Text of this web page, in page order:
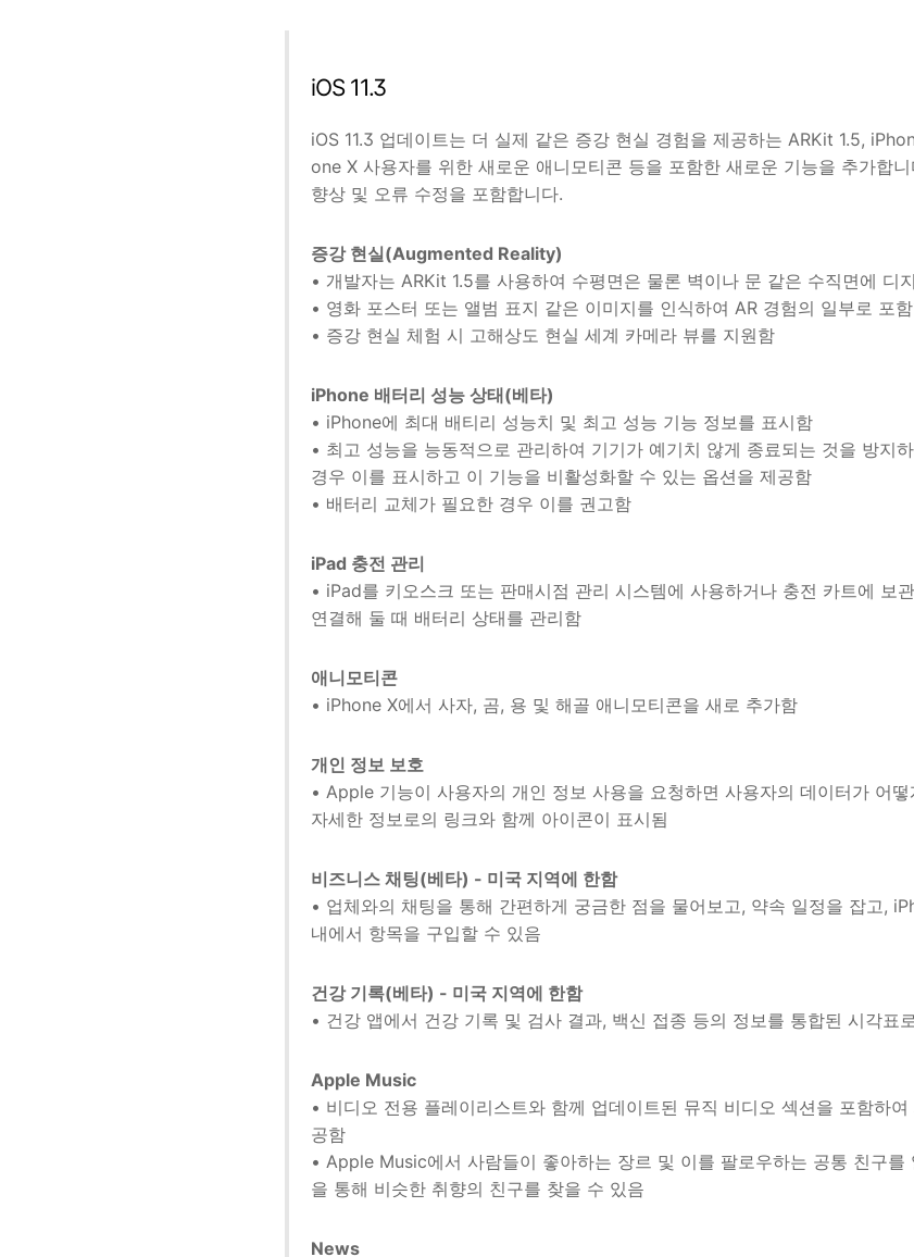
iOS 11.3
iOS 11.3 업데이트는 더 실제 같은 증강 현실 경험을 제공하는 ARKit 1.5,
one X 사용자를 위한 새로운 애니모티콘 등을 포함한 새로운 기능을 추가합
향상 및 오류 수정을 포함합니다.
증강 현실(Augmented Reality)
• 개발자는 ARKit 1.5를 사용하여 수평면은 물론 벽이나 문 같은 수직면에 디
• 영화 포스터 또는 앨범 표지 같은 이미지를 인식하여 AR 경험의 일부로 포
• 증강 현실 체험 시 고해상도 현실 세계 카메라 뷰를 지원함
iPhone 배터리 성능 상태(베타)
• iPhone에 최대 배티리 성능치 및 최고 성능 기능 정보를 표시함
• 최고 성능을 능동적으로 관리하여 기기가 예기치 않게 종료되는 것을 방지
경우 이를 표시하고 이 기능을 비활성화할 수 있는 옵션을 제공함
• 배터리 교체가 필요한 경우 이를 권고함
iPad 충전 관리
• iPad를 키오스크 또는 판매시점 관리 시스템에 사용하거나 충전 카트에 보
연결해 둘 때 배터리 상태를 관리함
애니모티콘
• iPhone X에서 사자, 곰, 용 및 해골 애니모티콘을 새로 추가함
개인 정보 보호
• Apple 기능이 사용자의 개인 정보 사용을 요청하면 사용자의 데이터가 어
자세한 정보로의 링크와 함께 아이콘이 표시됨
비즈니스 채팅(베타) - 미국 지역에 한함
• 업체와의 채팅을 통해 간편하게 궁금한 점을 물어보고, 약속 일정을 잡고,
내에서 항목을 구입할 수 있음
건강 기록(베타) - 미국 지역에 한함
• 건강 앱에서 건강 기록 및 검사 결과, 백신 접종 등의 정보를 통합된 시각표
Apple Music
• 비디오 전용 플레이리스트와 함께 업데이트된 뮤직 비디오 섹션을 포함하
공함
• Apple Music에서 사람들이 좋아하는 장르 및 이를 팔로우하는 공통 친구를
을 통해 비슷한 취향의 친구를 찾을 수 있음
News